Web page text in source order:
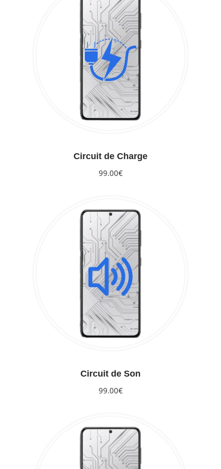
Circuit de Charge
99.00€
Circuit de Son
99.00€